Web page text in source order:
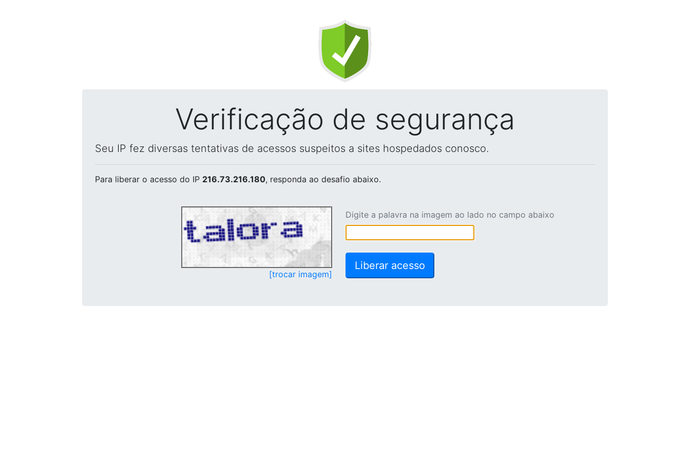
Verificação de segurança
Seu IP fez diversas tentativas de acessos suspeitos a sites hospedados conosco.
Para liberar o acesso do IP 216.73.216.180, responda ao desafio abaixo.
[trocar imagem]
Digite a palavra na imagem ao lado no campo abaixo